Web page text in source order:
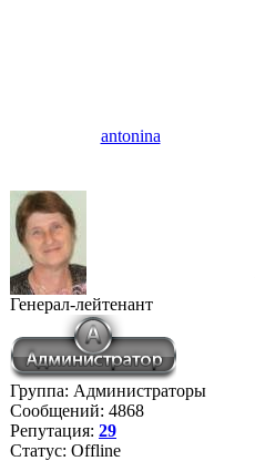
antonina
Генерал-лейтенант
Группа: Администраторы
Сообщений: 4868
Репутация: 29
Статус: Offline